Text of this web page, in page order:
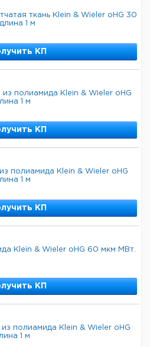
ткань Klein & Wieler oHG 30
1 м
КП
из полиамида Klein & Wieler oHG
1 м
КП
полиамида Klein & Wieler oHG
1 м
КП
Klein & Wieler oHG 60 мкм МВт.
КП
из полиамида Klein & Wieler oHG
1 м